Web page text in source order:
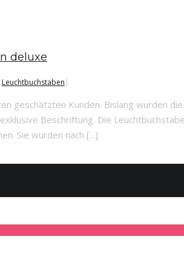
deluxe
Leuchtbuchstaben |
geschätzten Kunden. Bislang wurden
Beschriftung. Die
Sie wurden nach [...]